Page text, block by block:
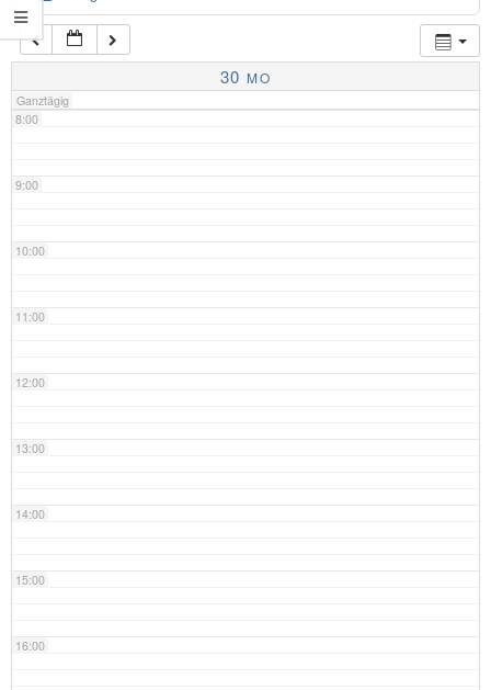
30 MO
Ganztägig
7:00
8:00
9:00
10:00
11:00
12:00
13:00
14:00
15:00
16:00